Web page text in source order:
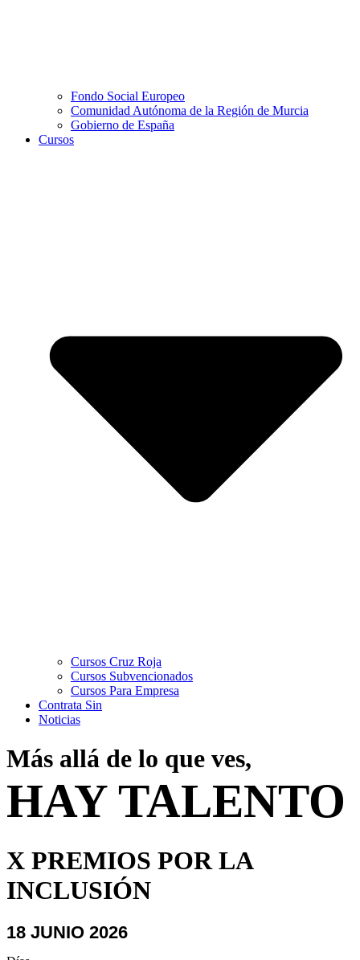
Fondo Social Europeo
Comunidad Autónoma de la Región de Murcia
Gobierno de España
Cursos
Cursos Cruz Roja
Cursos Subvencionados
Cursos Para Empresa
Contrata Sin
Noticias
Más allá de lo que ves,
HAY TALENTO
X PREMIOS POR LA
INCLUSIÓN
18 JUNIO 2026